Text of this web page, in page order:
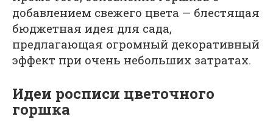
добавлением свежего цвета — блестящая
бюджетная идея для сада,
предлагающая огромный декоративный
эффект при очень небольших затратах.
Идеи росписи цветочного
горшка